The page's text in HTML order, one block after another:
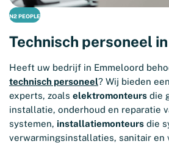
N2 PEOPLE
Technisch personeel
Heeft uw bedrijf in Emmeloord
technisch personeel? Wij bieden
experts, zoals elektromonteurs die
installatie, onderhoud en reparatie
systemen, installatiemonteurs die
verwarmingsinstallaties, sanitair en